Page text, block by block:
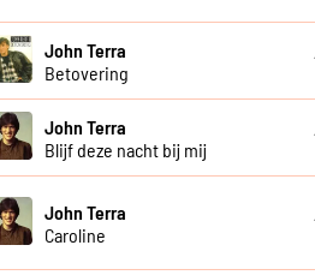
John Terra
Betovering
John Terra
Blijf deze nacht bij mij
John Terra
Caroline